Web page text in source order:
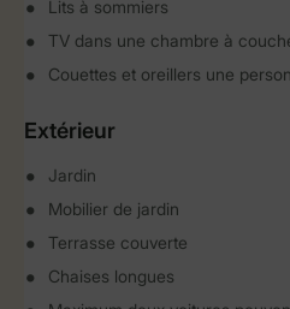
Lits à sommiers
TV dans une chambre à
Couettes et oreillers une
Extérieur
Jardin
Mobilier de jardin
Terrasse couverte
Chaises longues